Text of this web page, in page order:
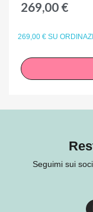
269,00 €
269,00 € SU
Seguimi sui